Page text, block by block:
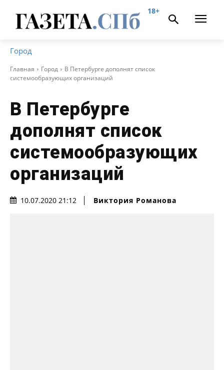
18+
Город
Главная Город
В Петербурге дополнят список
системообразующих организаций
В Петербурге
дополнят список
системообразующих
организаций
10.07.2020 21:12 Виктория Романова